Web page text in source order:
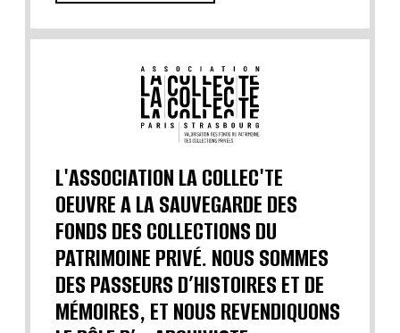
L'ASSOCIATION LA COLLEC'TE
OEUVRE A LA SAUVEGARDE DES
FONDS DES COLLECTIONS DU
PATRIMOINE PRIVÉ. NOUS SOMMES
DES PASSEURS D’HISTOIRES ET DE
MÉMOIRES, ET NOUS REVENDIQUONS